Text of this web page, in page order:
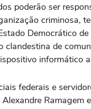
poderão ser
criminosa,
Democrático de
clandestina de
informático
federais e
Ramagem